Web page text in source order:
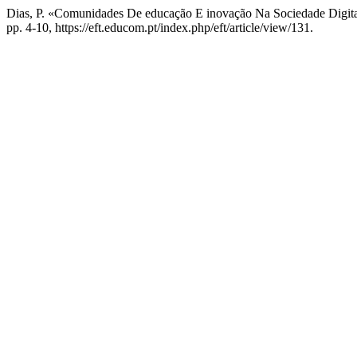
Dias, P. «Comunidades De educação E inovação Na Sociedade
pp. 4-10, https://eft.educom.pt/index.php/eft/article/view/131.